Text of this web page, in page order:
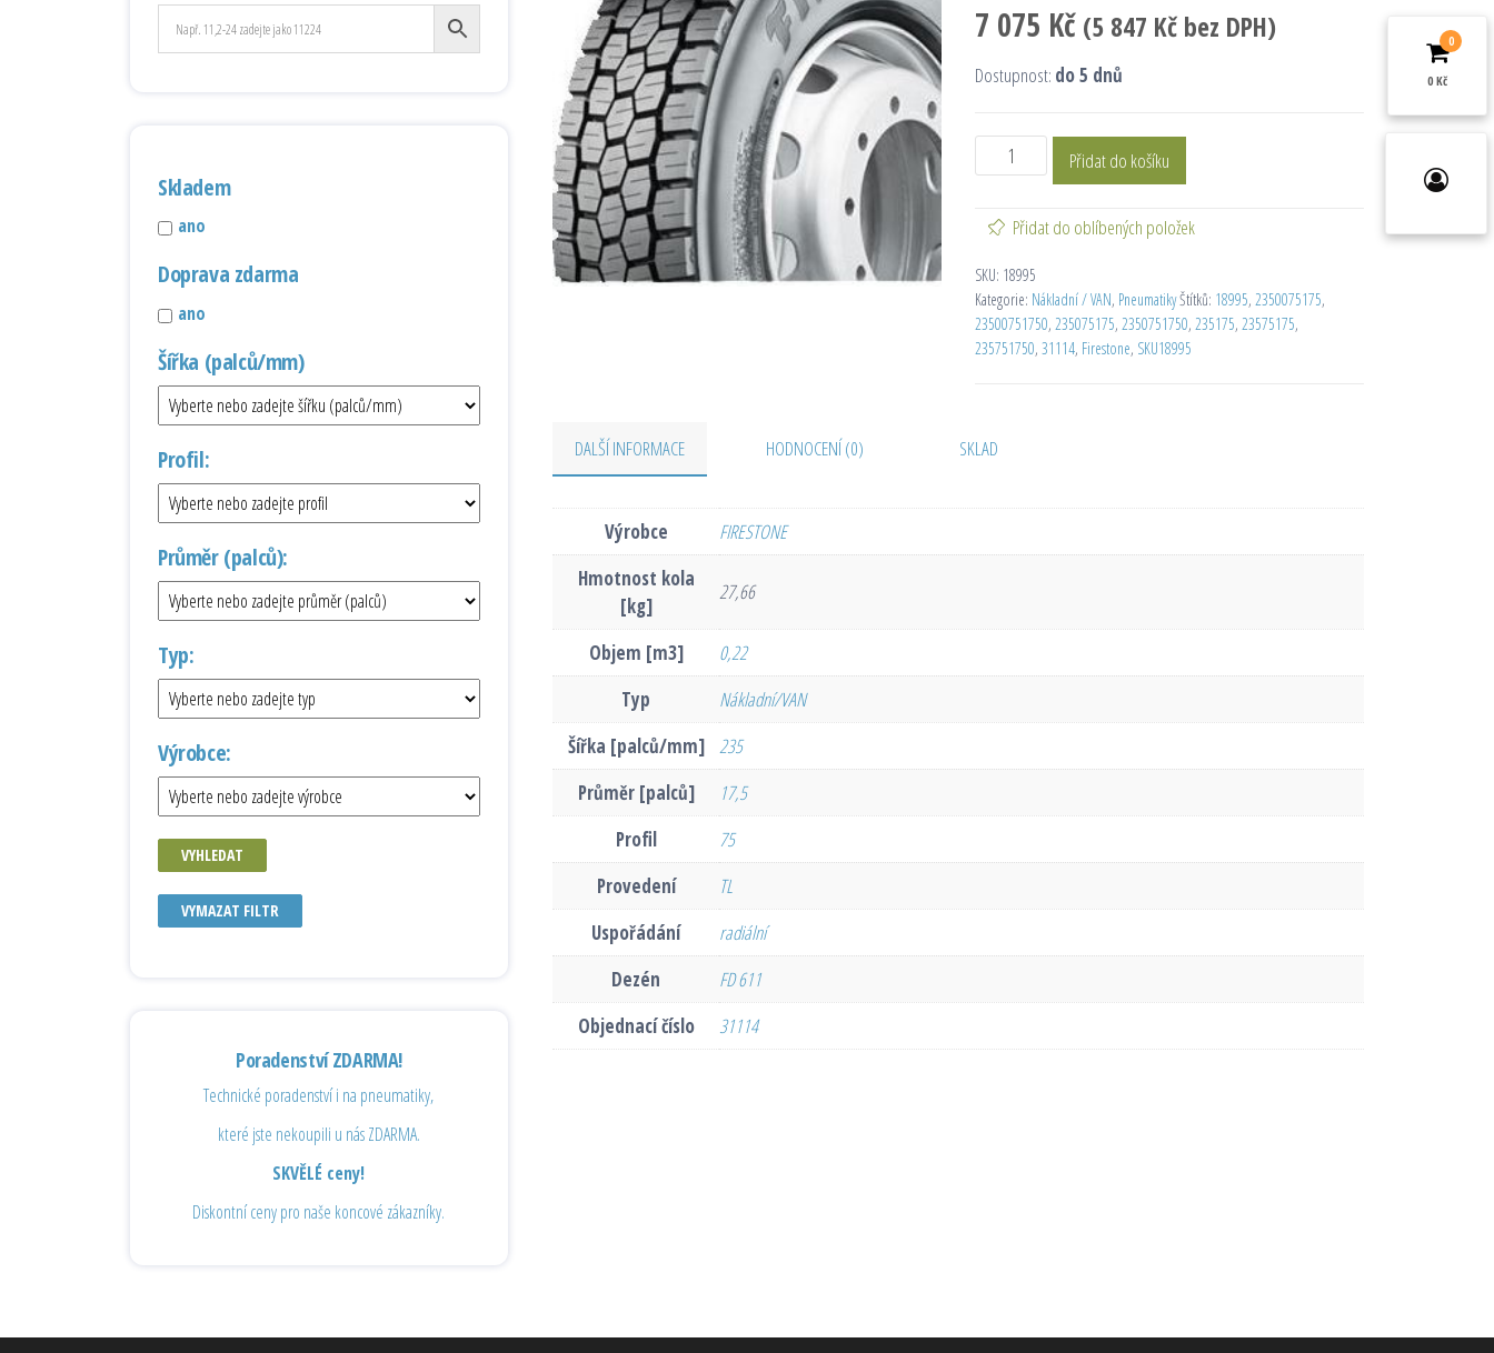
7 075 Kč (5 847 Kčbez DPH)
Dostupnost: do 5 dnů
Přidat do košíku
Přidat do oblíbených položek
SKU: 18995
Kategorie: Nákladní / VAN, PneumatikyŠtítků: 18995, 2350075175,
23500751750, 235075175, 2350751750, 235175, 23575175,
235751750, 31114, Firestone, SKU18995
DALŠÍ INFORMACE HODNOCENÍ (0) SKLAD
Výrobce
FIRESTONE
Hmotnost kola
[kg]
27,66
Objem [m3]
0,22
Typ
Nákladní/VAN
Šířka [palců/mm]
235
Průměr [palců]
17,5
Profil
75
Provedení
TL
Uspořádání
radiální
Dezén
FD 611
Objednací číslo
31114
Skladem
ano
Doprava zdarma
ano
Šířka (palců/mm)
Profil:
Průměr (palců):
Typ:
Výrobce:
VYHLEDAT
VYMAZAT FILTR
Poradenství ZDARMA!
Technické poradenství i na pneumatiky,
které jste nekoupili u nás ZDARMA.
SKVĚLÉ ceny!
Diskontní ceny pro naše koncové zákazníky.
0
0 Kč